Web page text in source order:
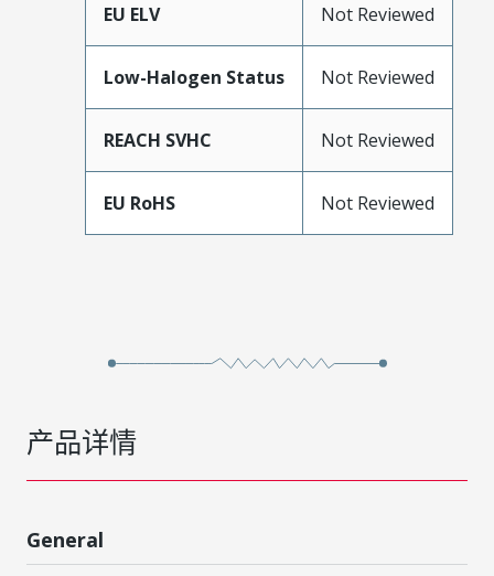
EU ELV Not Reviewed
Low-Halogen Status Not Reviewed
REACH SVHC Not Reviewed
EU RoHS Not Reviewed
产品详情
General